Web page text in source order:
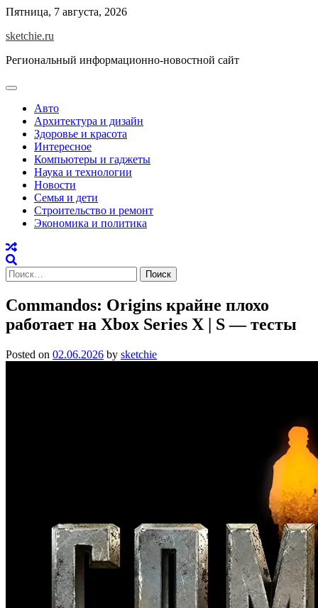
Skip
content
Пятница, 7 августа, 2026
sketchie.ru
Региональный информационно-новостной сайт
Авто
Архитектура и дизайн
Здоровье и красота
Интересное
Компьютеры и гаджеты
Наука и технологии
Новости
Семья и дети
Строительство и ремонт
Экономика и политика
Найти:
Commandos: Origins крайне плохо
работает на Xbox Series X | S — тесты
Posted on 02.06.2026 by sketchie